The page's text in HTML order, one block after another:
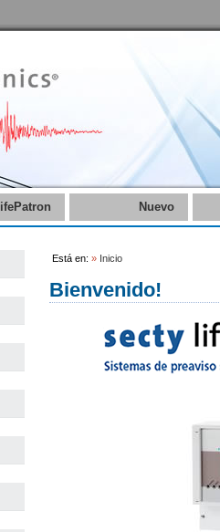
lifePatron Nuevo
Está en: » Inicio
Bienvenido!